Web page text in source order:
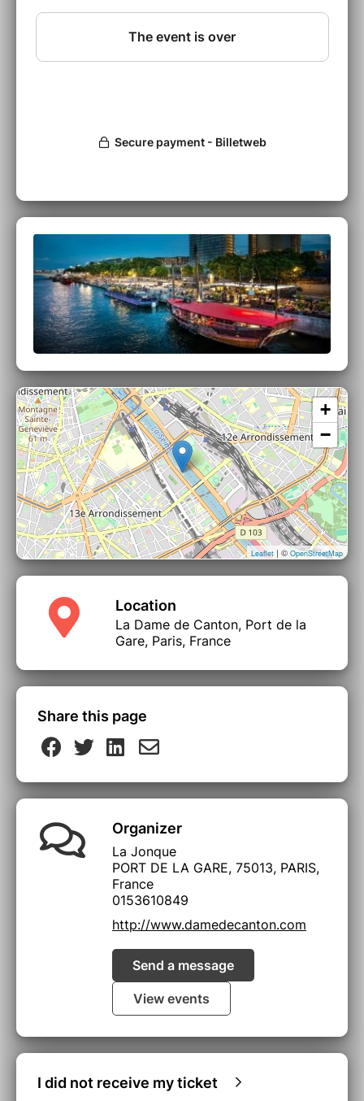
ANNULATION PREMIÈRE PARTIE
+
−
Leaflet| ©OpenStreetMap
Location
La Dame de Canton, Port de la
Gare, Paris, France
Share this page
Organizer
La Jonque
PORT DE LA GARE, 75013, PARIS,
France
0153610849
http://www.damedecanton.com
Send a message
View events
I did not receive my ticket